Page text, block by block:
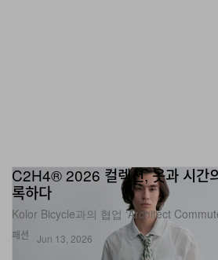
패션
C2H4® 2026 컬렉션, 옷과 시간
록하다
Kolor Bicycle과의 협업 ‘Architect
Jun 13, 2026